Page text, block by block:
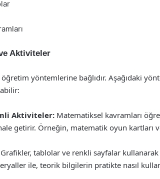
Aktiviteler
yöntemlerine bağlıdır. Aşağıdaki
Aktiviteler: Matematiksel kavramları
getirir. Örneğin, matematik oyun kartları
Grafikler, tablolar ve renkli sayfalar
ile, teorik bilgilerin pratikte nasıl